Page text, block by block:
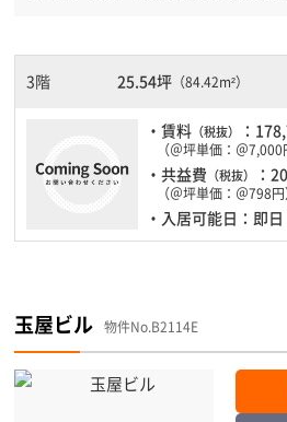
です。ＥＶが複数基ありますので、フ
かかりません。
3階 25.54坪（84.42m²）
・賃料 （税抜） ：
（＠坪単価：＠7,000
・共益費 （税抜） ：
（＠坪単価：＠798円
・入居可能日：即日
玉屋ビル 物件No.B2114E